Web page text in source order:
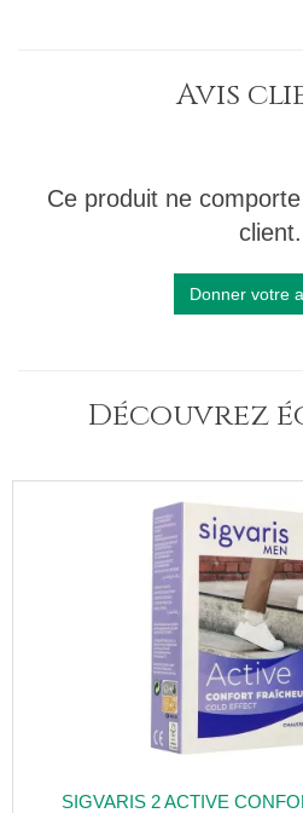
Avis
Ce produit ne
client.
Donner votre
Découvrez
SIGVARIS 2 ACTIVE